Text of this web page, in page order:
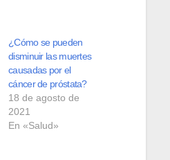
¿Cómo se pueden
disminuir las muertes
causadas por el
cáncer de próstata?
18 de agosto de
2021
En «Salud»